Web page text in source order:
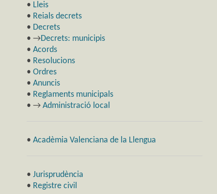
• Lleis
• Reials decrets
• Decrets
• →Decrets: municipis
• Acords
• Resolucions
• Ordres
• Anuncis
• Reglaments municipals
• → Administració local
• Acadèmia Valenciana de la Llengua
• Jurisprudència
• Registre civil